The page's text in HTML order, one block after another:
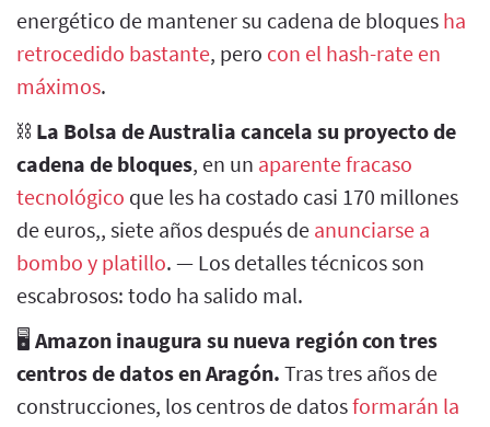
energético de mantener su cadena de bloques ha
retrocedido bastante, pero con el hash-rate en
máximos.
⛓️ La Bolsa de Australia cancela su proyecto de
cadena de bloques, en un aparente fracaso
tecnológico que les ha costado casi 170 millones
de euros,, siete años después de anunciarse a
bombo y platillo. — Los detalles técnicos son
escabrosos: todo ha salido mal.
🖥️ Amazon inaugura su nueva región con tres
centros de datos en Aragón. Tras tres años de
construcciones, los centros de datosformarán la